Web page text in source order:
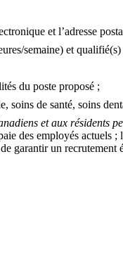
et l’adresse
semaine) et
du poste proposé ;
soins de santé, soins
et aux résidents
des employés
garantir un recrutement